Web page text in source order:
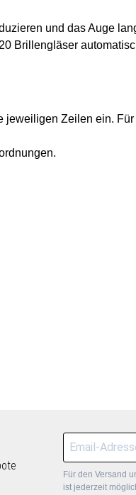
und das Auge
Brillengläser
Zeilen ein.
Für den Versand
ist jederzeit